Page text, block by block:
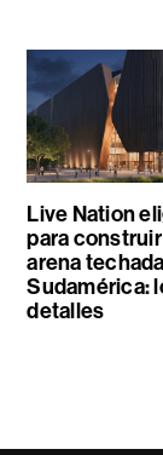
Live Nation
para
arena
Sudamérica:
detalles